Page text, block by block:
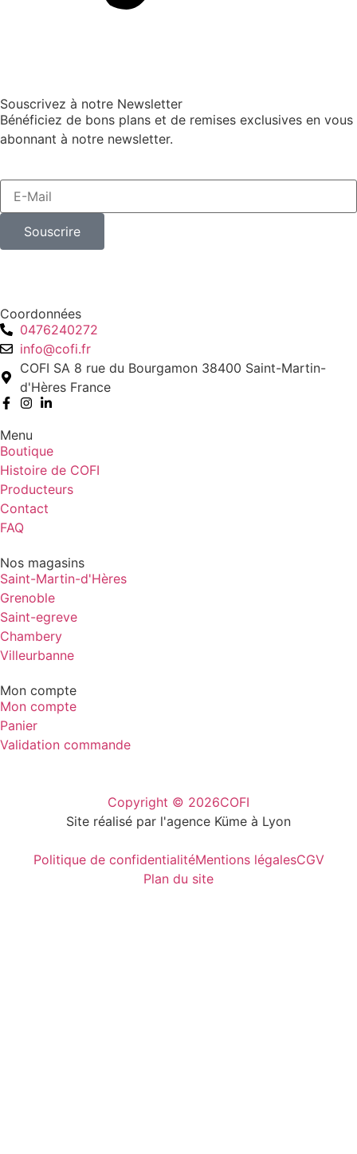
Souscrivez à notre Newsletter
Bénéficiez de bons plans et de remises exclusives en vous
abonnant à notre newsletter.
Souscrire
Coordonnées
0476240272
info@cofi.fr
COFI SA 8 rue du Bourgamon 38400 Saint-Martin-
d'Hères France
Menu
Boutique
Histoire de COFI
Producteurs
Contact
FAQ
Nos magasins
Saint-Martin-d'Hères
Grenoble
Saint-egreve
Chambery
Villeurbanne
Mon compte
Mon compte
Panier
Validation commande
Copyright © 2026COFI
Site réalisé par l'agence Küme à Lyon
Politique de confidentialitéMentions légalesCGV
Plan du site